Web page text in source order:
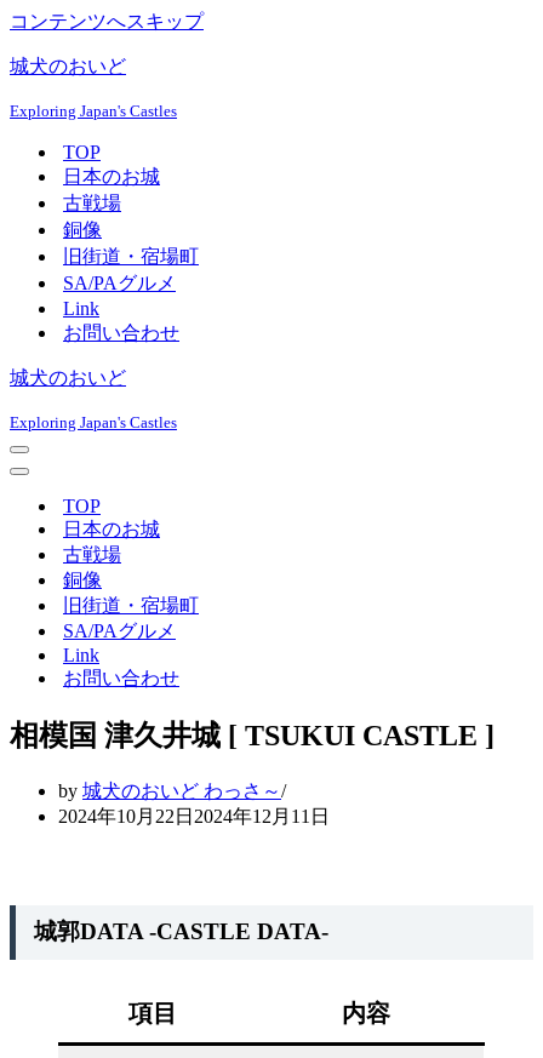
コンテンツへスキップ
城犬のおいど
Exploring Japan's Castles
TOP
日本のお城
古戦場
銅像
旧街道・宿場町
SA/PAグルメ
Link
お問い合わせ
城犬のおいど
Exploring Japan's Castles
ナ
ビ
ナ
TOP
日本のお城
古戦場
銅像
旧街道・宿場町
SA/PAグルメ
Link
お問い合わせ
相模国 津久井城 [ TSUKUI CASTLE ]
by 城犬のおいど わっさ～
2024年10月22日 2024年12月11日
城郭DATA -CASTLE DATA-
項目 内容